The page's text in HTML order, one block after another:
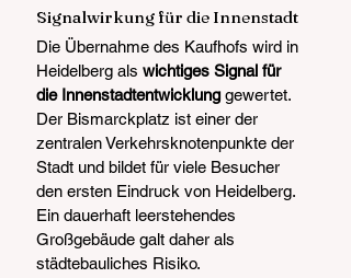
Signalwirkung für die Innenstadt
Die Übernahme des Kaufhofs wird in
Heidelberg als wichtiges Signal für
die Innenstadtentwicklung gewertet.
Der Bismarckplatz ist einer der
zentralen Verkehrsknotenpunkte der
Stadt und bildet für viele Besucher
den ersten Eindruck von Heidelberg.
Ein dauerhaft leerstehendes
Großgebäude galt daher als
städtebauliches Risiko.